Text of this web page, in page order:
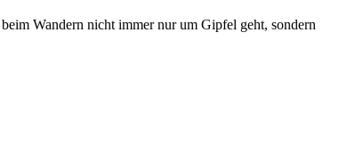
Wandern nicht immer nur um Gipfel geht, sondern